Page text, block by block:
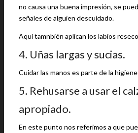
no causa una buena impresión, se
señales de alguien descuidado.
Aquí tamnbién aplican los labios
4. Uñas largas y sucias.
Cuidar las manos es parte de la
5. Rehusarse a usar el
apropiado.
En este punto nos referimos a que